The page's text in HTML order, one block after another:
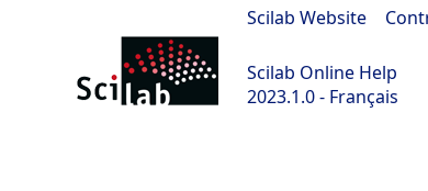
Scilab Website
Scilab Online Help
2023.1.0 - Français